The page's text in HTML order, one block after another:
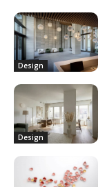
Design
Design